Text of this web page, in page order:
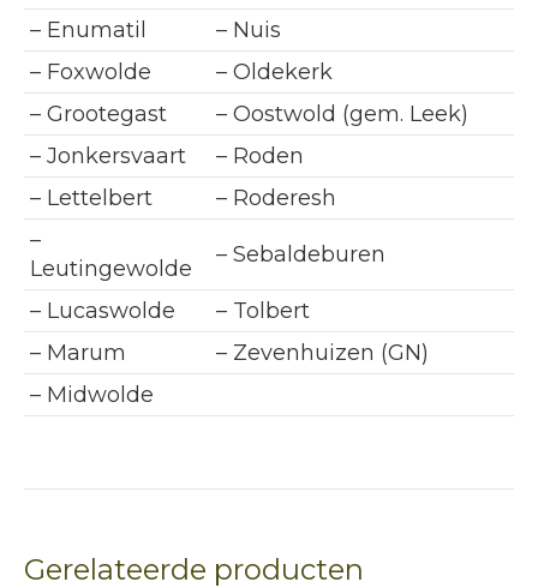
– Enumatil
– Nuis
– Foxwolde
– Oldekerk
– Grootegast
– Oostwold (gem. Leek)
– Jonkersvaart
– Roden
– Lettelbert
– Roderesh
–
Leutingewolde
– Sebaldeburen
– Lucaswolde
– Tolbert
– Marum
– Zevenhuizen (GN)
– Midwolde
Gerelateerde producten